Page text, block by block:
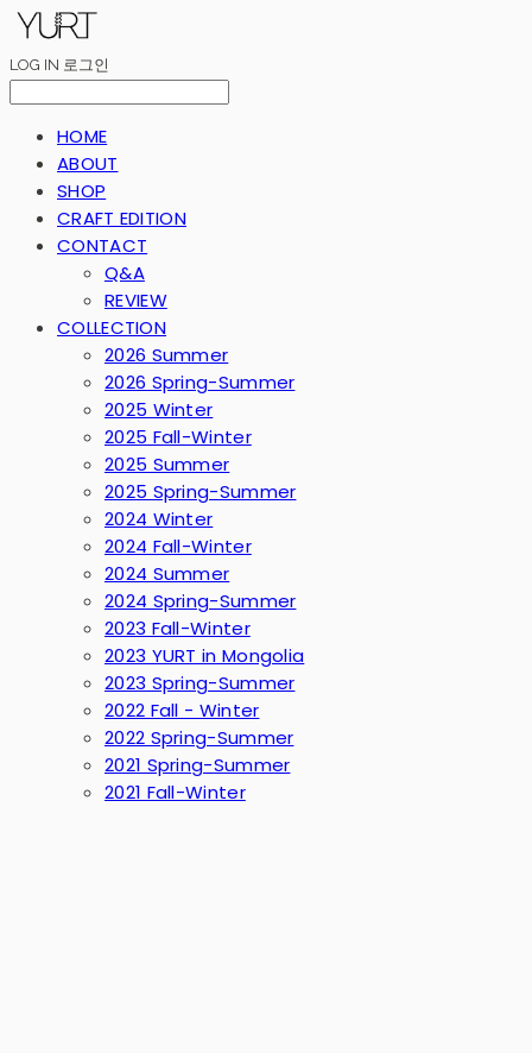
LOG IN 로그인
HOME
ABOUT
SHOP
CRAFT EDITION
CONTACT
Q&A
REVIEW
COLLECTION
2026 Summer
2026 Spring-Summer
2025 Winter
2025 Fall-Winter
2025 Summer
2025 Spring-Summer
2024 Winter
2024 Fall-Winter
2024 Summer
2024 Spring-Summer
2023 Fall-Winter
2023 YURT in Mongolia
2023 Spring-Summer
2022 Fall - Winter
2022 Spring-Summer
2021 Spring-Summer
2021 Fall-Winter